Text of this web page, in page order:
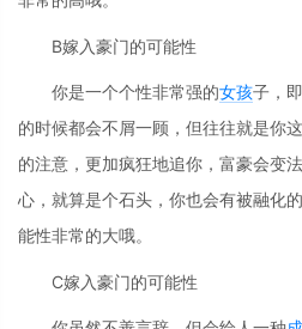
B嫁入豪门的可能性
你是一个个性非常强的女孩子，
的时候都会不屑一顾，但往往就是你
的注意，更加疯狂地追你，富豪会变
心，就算是个石头，你也会有被融化
能性非常的大哦。
C嫁入豪门的可能性